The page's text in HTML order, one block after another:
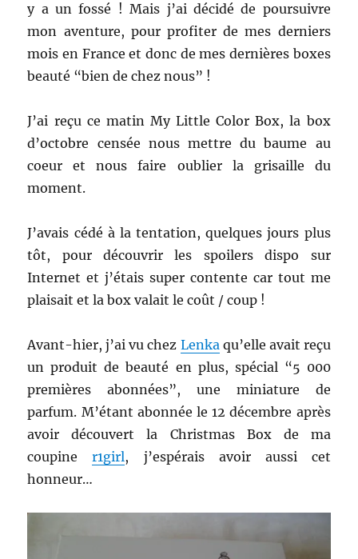
y a un fossé ! Mais j’ai décidé de poursuivre
mon aventure, pour profiter de mes derniers
mois en France et donc de mes dernières boxes
beauté “bien de chez nous” !
J’ai reçu ce matin My Little Color Box, la box
d’octobre censée nous mettre du baume au
coeur et nous faire oublier la grisaille du
moment.
J’avais cédé à la tentation, quelques jours plus
tôt, pour découvrir les spoilers dispo sur
Internet et j’étais super contente car tout me
plaisait et la box valait le coût / coup !
Avant-hier, j’ai vu chez Lenkaqu’elle avait reçu
un produit de beauté en plus, spécial “5 000
premières abonnées”, une miniature de
parfum. M’étant abonnée le 12 décembre après
avoir découvert la Christmas Box de ma
coupiner1girl, j’espérais avoir aussi cet
honneur…